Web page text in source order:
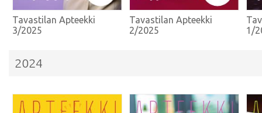
Tavastilan Apteekki
3/2025
Tavastilan Apteekki
2/2025
1/
2024